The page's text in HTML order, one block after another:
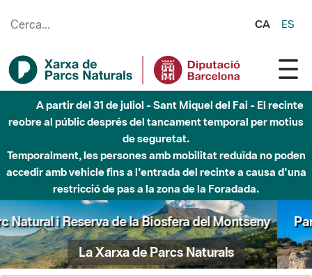
CA ES
Fins al desembre de 2026 - Parc Fluvial Besòs -
Afectacions a la llera del Parc Fluvial del Besòs degut a
obres de construcció d'una passera sobre el riu
Parc Natural de Sant Llorenç del Munt i l'Obac
La Xarxa de Parcs Naturals
Error: Error intern del servidor